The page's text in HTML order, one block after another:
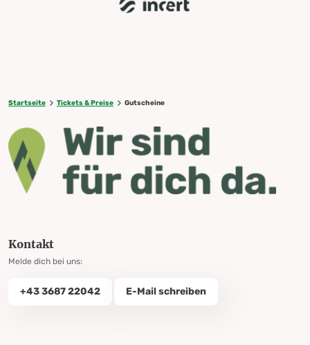
Startseite Tickets & Preise Gutscheine
Kontakt
Melde dich bei uns:
+43 3687 22042 E-Mail schreiben